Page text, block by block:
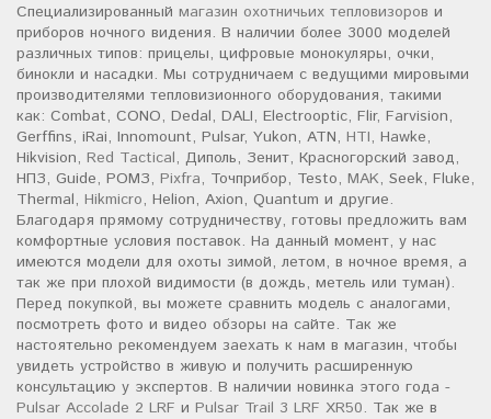
Специализированный магазин охотничьих тепловизоров и
приборов ночного видения. В наличии более 3000 моделей
различных типов: прицелы, цифровые монокуляры, очки,
бинокли и насадки. Мы сотрудничаем с ведущими мировыми
производителями тепловизионного оборудования, такими
как: Combat, CONO, Dedal, DALI, Electrooptic, Flir, Farvision,
Gerffins, iRai, Innomount, Pulsar, Yukon, ATN, HTI, Hawke,
Hikvision, Red Tactical, Диполь, Зенит, Красногорский завод,
НПЗ, Guide, РОМЗ, Pixfra, Точприбор, Testo, MAK, Seek, Fluke,
Thermal, Hikmicro, Helion, Axion, Quantum и другие.
Благодаря прямому сотрудничеству, готовы предложить вам
комфортные условия поставок. На данный момент, у нас
имеются модели для охоты зимой, летом, в ночное время, а
так же при плохой видимости (в дождь, метель или туман).
Перед покупкой, вы можете сравнить модель с аналогами,
посмотреть фото и видео обзоры на сайте. Так же
настоятельно рекомендуем заехать к нам в магазин, чтобы
увидеть устройство в живую и получить расширенную
консультацию у экспертов. В наличии новинка этого года -
Pulsar Accolade 2 LRF и Pulsar Trail 3 LRF XR50. Так же в